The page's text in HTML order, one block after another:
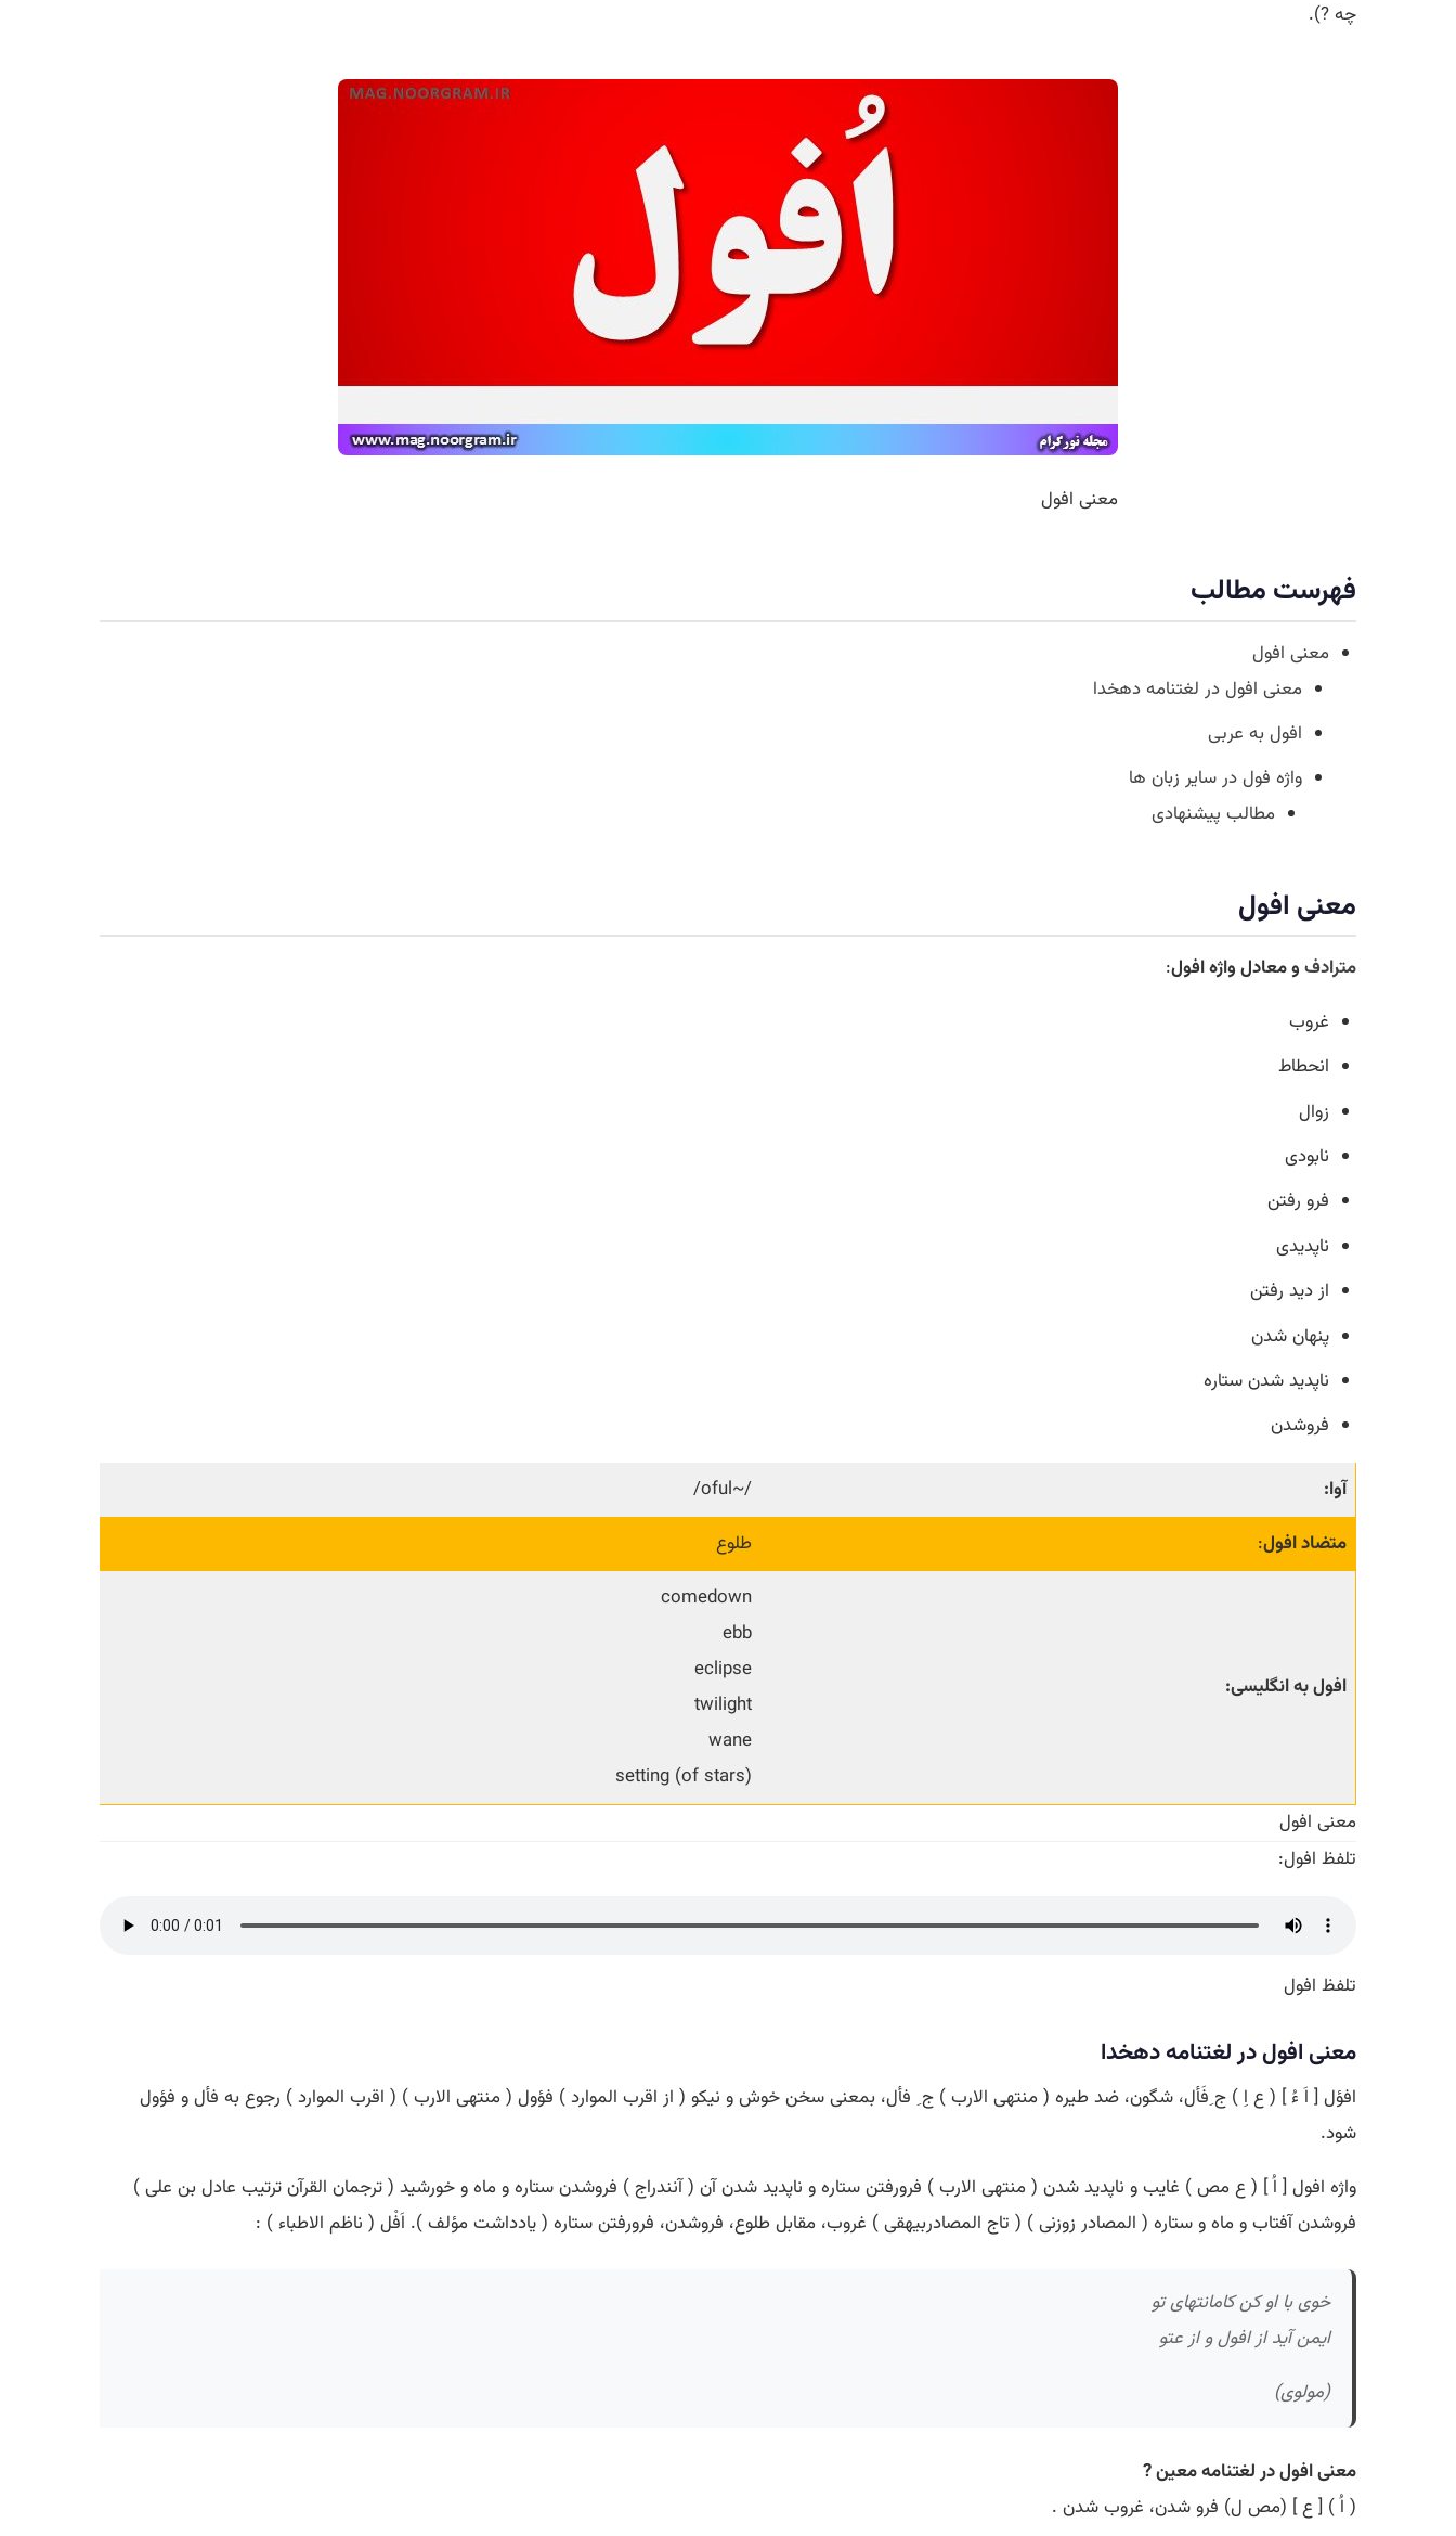
چه ?).
معنی افول
فهرست مطالب
معنی افول
معنی افول در لغتنامه دهخدا
افول به عربی
واژه فول در سایر زبان ها
مطالب پیشنهادی
معنی افول
مترادفو معادل واژه افول:
غروب
انحطاط
زوال
نابودی
فرو رفتن
ناپدیدی
از دید رفتن
پنهان شدن
ناپدید شدن ستاره
فروشدن
آوا:
/~oful/
متضاد افول: طلوع
افول به انگلیسی:
comedown
ebb
eclipse
twilight
wane
setting (of stars)
معنی افول
تلفظ افول:
تلفظ افول
معنی افول در لغتنامه دهخدا
افؤل [ اَ ءُ ] ( ع اِ ) ج ِفَأل، شگون، ضد طیره ( منتهی الارب ) ج ِ فأل، بمعنی سخن خوش و نیکو ( از اقرب الموارد ) فؤول ( منتهی الارب ) ( اقرب الموارد ) رجوع به فأل و فؤول
شود.
واژه افول [ اُ ] ( ع مص ) غایب و ناپدید شدن ( منتهی الارب ) فرورفتن ستاره و ناپدید شدن آن ( آنندراج ) فروشدن ستاره و ماه و خورشید ( ترجمان القرآن ترتیب عادل بن علی )
فروشدن آفتاب و ماه و ستاره ( المصادر زوزنی ) ( تاج المصادربیهقی ) غروب، مقابل طلوع، فروشدن، فرورفتن ستاره ( یادداشت مؤلف ). اَفْل ( ناظم الاطباء ) :
خوی با او کن کامانتهای تو
ایمن آید از افول و از عتو
(مولوی)
معنی افول در لغتنامه معین ?
( اُ ) [ ع ] (مص ل) فرو شدن، غروب شدن .